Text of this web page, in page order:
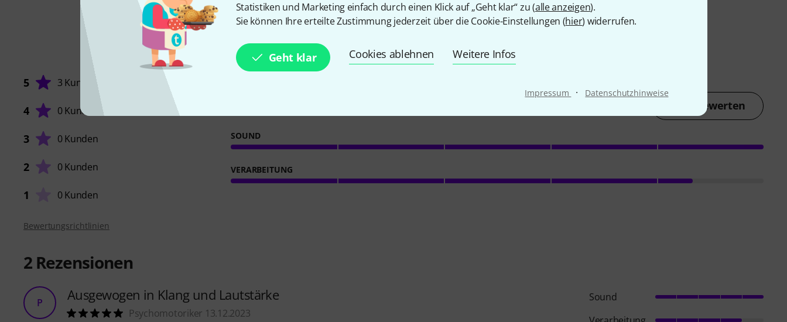
Statistiken und Marketing einfach durch einen Klick auf „Geht klar“ zu (alle anzeigen).
Sie können Ihre erteilte Zustimmung jederzeit über die Cookie-Einstellungen (hier) widerrufen.
Geht klar Cookies ablehnen Weitere Infos
Impressum · Datenschutzhinweise
3Kundenbewertungen
5 3 Kunden
4 0 Kunden
3 0 Kunden
2 0 Kunden
1 0 Kunden
Jetzt bewerten
SOUND
VERARBEITUNG
Bewertungsrichtlinien
2 Rezensionen
P Ausgewogen in Klang und Lautstärke
Psychomotoriker 13.12.2023
Sound